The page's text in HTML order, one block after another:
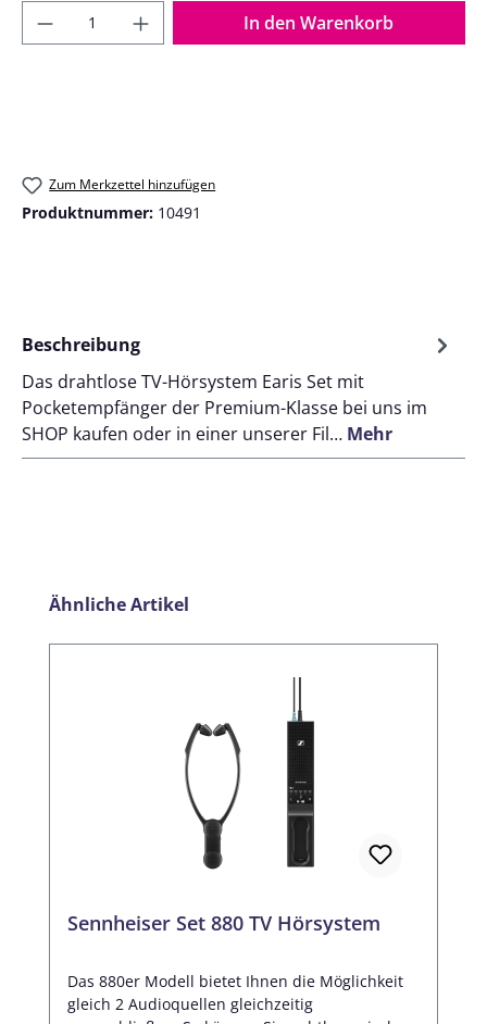
Produkt Anzahl: Gib den gewünschten
In den Warenkorb
Zum Merkzettel hinzufügen
Produktnummer: 10491
Beschreibung
Das drahtlose TV-Hörsystem Earis Set mit
Pocketempfänger der Premium-Klasse bei uns im
SHOP kaufen oder in einer unserer Fil… Mehr
Produktgalerie überspringen
Ähnliche Artikel
Sennheiser Set 880 TV Hörsystem
Das 880er Modell bietet Ihnen die Möglichkeit
gleich 2 Audioquellen gleichzeitig